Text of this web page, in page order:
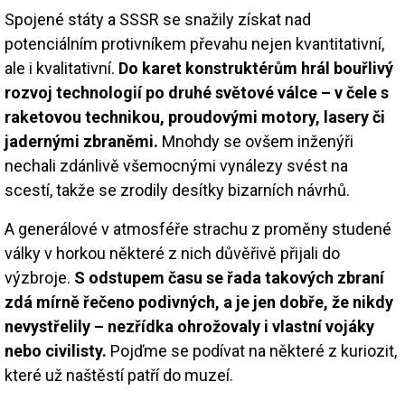
Spojené státy a SSSR se snažily získat nad
potenciálním protivníkem převahu nejen kvantitativní,
ale i kvalitativní. Do karet konstruktérům hrál bouřlivý
rozvoj technologií po druhé světové válce – v čele s
raketovou technikou, proudovými motory, lasery či
jadernými zbraněmi. Mnohdy se ovšem inženýři
nechali zdánlivě všemocnými vynálezy svést na
scestí, takže se zrodily desítky bizarních návrhů.
A generálové v atmosféře strachu z proměny studené
války v horkou některé z nich důvěřivě přijali do
výzbroje. S odstupem času se řada takových zbraní
zdá mírně řečeno podivných, a je jen dobře, že nikdy
nevystřelily – nezřídka ohrožovaly i vlastní vojáky
nebo civilisty. Pojďme se podívat na některé z kuriozit,
které už naštěstí patří do muzeí.